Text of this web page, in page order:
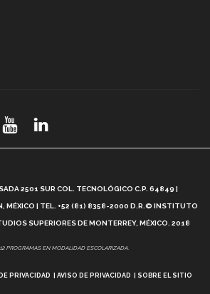
es el Modelo Educativo Tec? (video)
Feminismo e Inteligencia Artificial, Paola
2501 SUR COL. TECNOLÓGICO C.P. 64849 |
MÉXICO | TEL. +52 (81) 8358-2000 D.R.© INSTITUTO
SUPERIORES DE MONTERREY, MÉXICO. 2018
PROGRAMAS EN MODALIDAD ESCOLARIZADA.
PRIVACIDAD AVISO DE PRIVACIDAD SOBRE EL SITIO